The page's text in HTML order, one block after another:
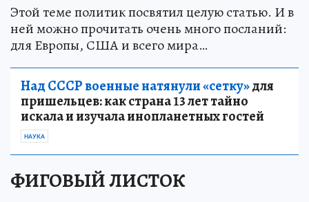
Этой теме политик посвятил целую статью. И в
ней можно прочитать очень много посланий:
для Европы, США и всего мира…
Над СССР военные натянули «сетку»для
пришельцев: как страна 13 лет тайно
искала и изучала инопланетных гостей
НАУКА
ФИГОВЫЙ ЛИСТОК